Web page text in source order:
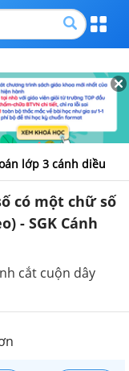
lớp 3 cánh diều
có một chữ số
- SGK Cánh
cắt cuộn dây